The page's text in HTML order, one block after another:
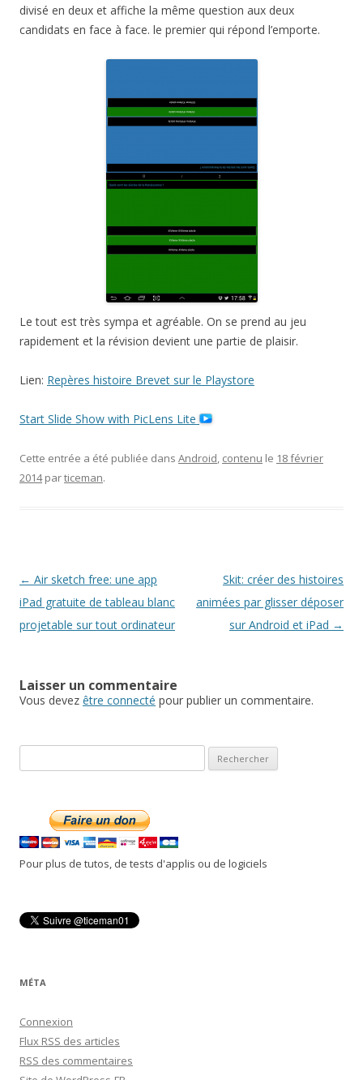
divisé en deux et affiche la même question aux deux
candidats en face à face. le premier qui répond l’emporte.
Le tout est très sympa et agréable. On se prend au jeu
rapidement et la révision devient une partie de plaisir.
Lien: Repères histoire Brevet sur le Playstore
Start Slide Show with PicLens Lite
Cette entrée a été publiée dans Android, contenu le 18 février
2014 particeman.
Navigation
des
articles
← Air sketch free: une app
iPad gratuite de tableau blanc
projetable sur tout ordinateur
Skit: créer des histoires
animées par glisser déposer
sur Android et iPad →
Laisser un commentaire
Vous devez être connecté pour publier un commentaire.
e
e
r
c
e
r
Pour plus de tutos, de tests d'applis ou de logiciels
MÉTA
Connexion
Flux RSS des articles
RSS des commentaires